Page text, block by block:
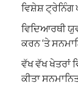
ਵਿਸ਼ੇਸ਼
ਵਿਦਿਆਰਥੀ
ਕਰਨ ‘ਤੇ
ਵੱਖ ਵੱਖ ਖੇਤਰਾਂ
ਕੀਤਾ